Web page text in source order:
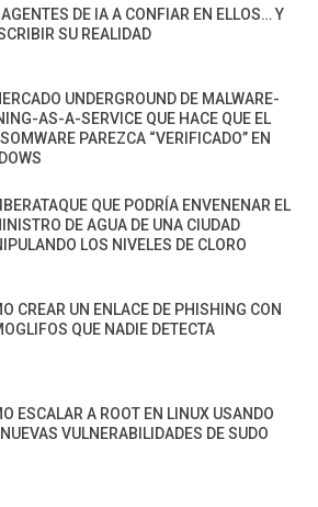
AGENTES DE IA A CONFIAR EN ELLOS… Y
SU REALIDAD
UNDERGROUND DE MALWARE-
AS-A-SERVICE QUE HACE QUE EL
PAREZCA “VERIFICADO” EN
QUE PODRÍA ENVENENAR EL
DE AGUA DE UNA CIUDAD
LOS NIVELES DE CLORO
CREAR UN ENLACE DE PHISHING CON
QUE NADIE DETECTA
ESCALAR A ROOT EN LINUX USANDO
VULNERABILIDADES DE SUDO